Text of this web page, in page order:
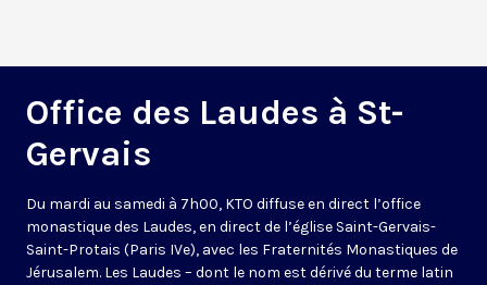
Office des Laudes à St-
Gervais
Du mardi au samedi à 7h00, KTO diffuse en direct l’office
monastique des Laudes, en direct de l’église Saint-Gervais-
Saint-Protais (Paris IVe), avec les Fraternités Monastiques de
Jérusalem. Les Laudes – dont le nom est dérivé du terme latin